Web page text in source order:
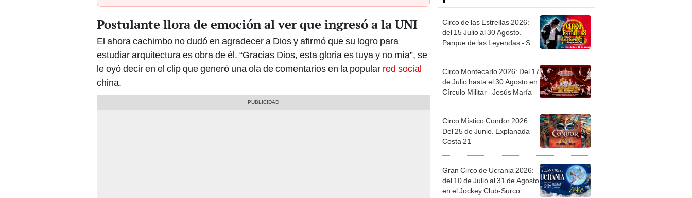
Postulante llora de emoción al ver que ingresó a la UNI
El ahora cachimbo no dudó en agradecer a Dios y afirmó que su logro para
estudiar arquitectura es obra de él. “Gracias Dios, esta gloria es tuya y no mía”, se
le oyó decir en el clip que generó una ola de comentarios en la popular red social
china.
Circo de las Estrellas 2026:
del 15 Julio al 30 Agosto.
Parque de las Leyendas - San
Circo Montecarlo 2026: Del 17
de Julio hasta el 30 Agosto en
Círculo Militar - Jesús María
Circo Místico Condor 2026:
Del 25 de Junio. Explanada
Costa 21
Gran Circo de Ucrania 2026:
del 10 de Julio al 31 de Agosto
en el Jockey Club-Surco